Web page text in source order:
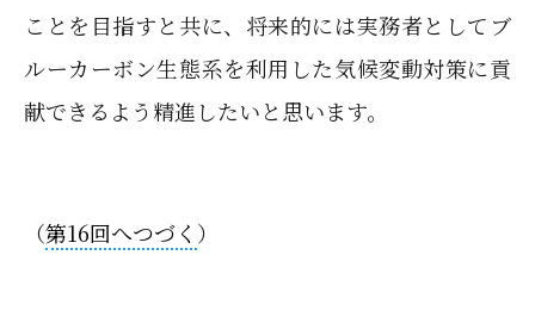
ことを目指すと共に、将来的には実務者としてブ
ルーカーボン生態系を利用した気候変動対策に貢
献できるよう精進したいと思います。
（第16回へつづく ）